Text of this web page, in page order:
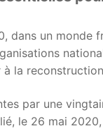
dans un monde
la
par une
le 26 mai